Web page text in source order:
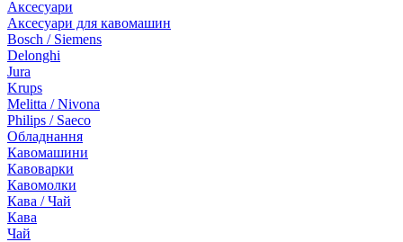
Аксесуари
Аксесуари для кавомашин
Bosch / Siemens
Delonghi
Jura
Krups
Melitta / Nivona
Philips / Saeco
Обладнання
Кавомашини
Кавоварки
Кавомолки
Кава / Чай
Кава
Чай